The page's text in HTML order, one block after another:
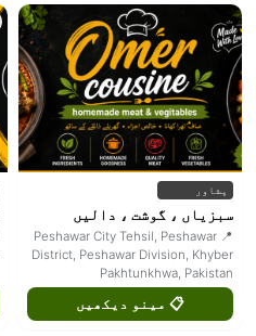
پشاور
سبزیاں ، گوشت ، دالیں
📍 Peshawar City Tehsil, Peshawar
District, Peshawar Division, Khyber
Pakhtunkhwa, Pakistan
📋 مینو دیکھیں